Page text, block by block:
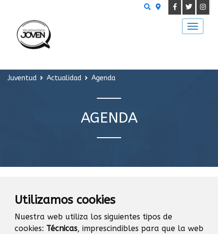
Utilizamos cookies
Nuestra web utiliza los siguientes tipos de
cookies: Técnicas, imprescindibles para que la web
Juventud Actualidad Agenda
AGENDA
AGENDA